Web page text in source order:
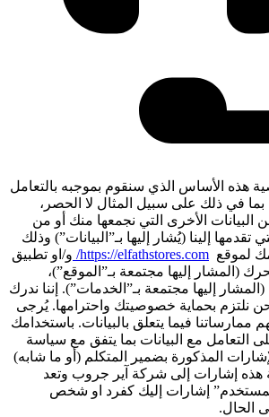
هذه الأساس الذي سنقوم بموجبه بالتعامل
في ذلك على سبيل المثال لا الحصر،
البيانات الأخرى التي نجمعها منك أو من
إلينا (يُشار إليها بـ”البيانات”) وذلك
لموقع https://elfathstores.com/ و/او تطبيق
(المشار إليها مجتمعة بـ”الموقع”)،
إليها مجتمعة بـ”الخدمات”). إننا ندرك
نلتزم بحماية خصوصيتك واحترامها. يُرجى
ممارساتنا فيما يتعلق بالبيانات. باستخدامك
التعامل مع البيانات بما يتفق مع سياسة
المذكورة بضمير المتكلم (أو ما شابه)
إشارات إلى شركة آير جروب وتعد
إشارات إليك كفرد او شخص
الحال.